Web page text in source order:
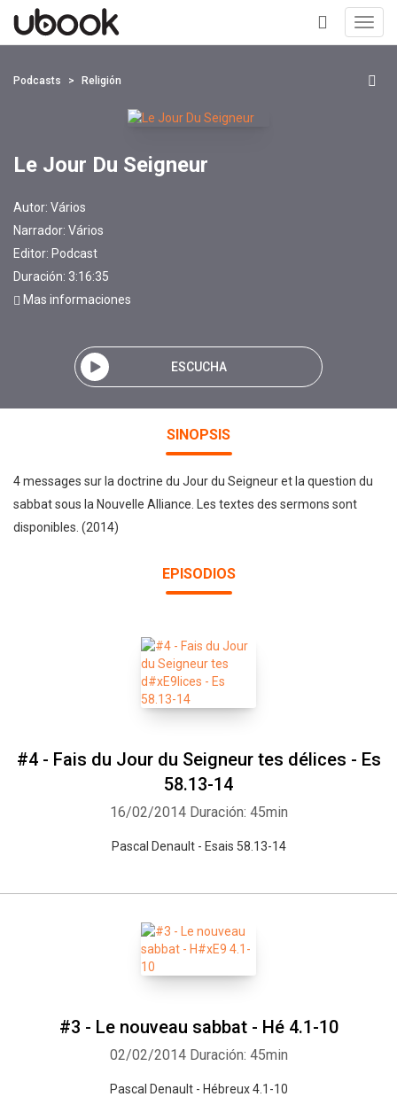
+
Podcasts Religión
Le Jour Du Seigneur
Autor: Vários
Narrador: Vários
Editor: Podcast
Duración: 3:16:35
Mas informaciones
ESCUCHA
SINOPSIS
4 messages sur la doctrine du Jour du Seigneur et la question du
sabbat sous la Nouvelle Alliance. Les textes des sermons sont
disponibles. (2014)
EPISODIOS
#4 - Fais du Jour du Seigneur tes délices - Es
58.13-14
16/02/2014 Duración: 45min
Pascal Denault - Esais 58.13-14
#3 - Le nouveau sabbat - Hé 4.1-10
02/02/2014 Duración: 45min
Pascal Denault - Hébreux 4.1-10